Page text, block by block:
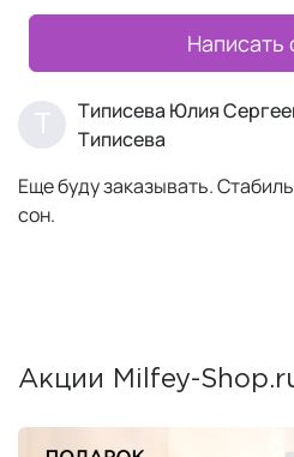
Написать
Типисева Юлия
Типисева
Еще буду заказывать.
сон.
Акции Milfey-